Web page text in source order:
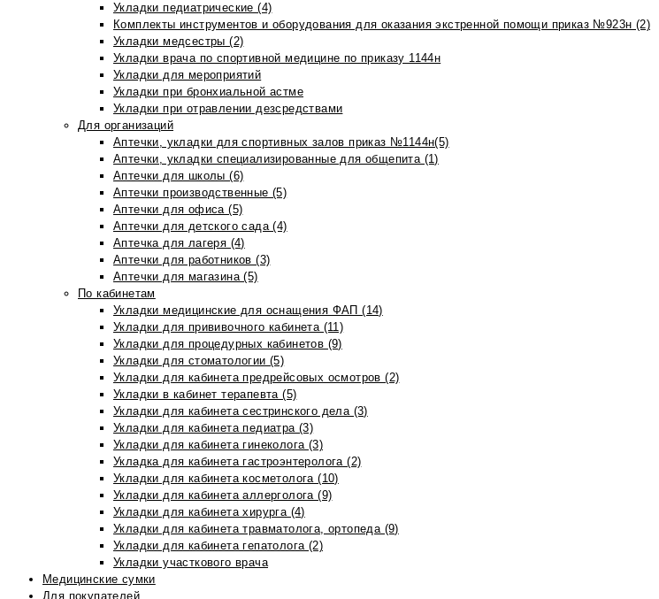
Укладки педиатрические (4)
Комплекты инструментов и оборудования для оказания экстренной помощи приказ №923н (2)
Укладки медсестры (2)
Укладки врача по спортивной медицине по приказу 1144н
Укладки для мероприятий
Укладки при бронхиальной астме
Укладки при отравлении дезсредствами
Для организаций
Аптечки, укладки для спортивных залов приказ №1144н(5)
Аптечки, укладки специализированные для общепита (1)
Аптечки для школы (6)
Аптечки производственные (5)
Аптечки для офиса (5)
Аптечки для детского сада (4)
Аптечка для лагеря (4)
Аптечки для работников (3)
Аптечки для магазина (5)
По кабинетам
Укладки медицинские для оснащения ФАП (14)
Укладки для прививочного кабинета (11)
Укладки для процедурных кабинетов (9)
Укладки для стоматологии (5)
Укладки для кабинета предрейсовых осмотров (2)
Укладки в кабинет терапевта (5)
Укладки для кабинета сестринского дела (3)
Укладки для кабинета педиатра (3)
Укладки для кабинета гинеколога (3)
Укладка для кабинета гастроэнтеролога (2)
Укладки для кабинета косметолога (10)
Укладки для кабинета аллерголога (9)
Укладки для кабинета хирурга (4)
Укладки для кабинета травматолога, ортопеда (9)
Укладки для кабинета гепатолога (2)
Укладки участкового врача
Медицинские сумки
Для покупателей